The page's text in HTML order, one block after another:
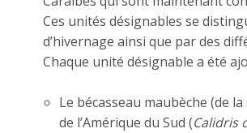
Ces unités désignables se
d’hivernage ainsi que par des
Chaque unité désignable a été
Le bécasseau maubèche (de
de l’Amérique du Sud (Calidris